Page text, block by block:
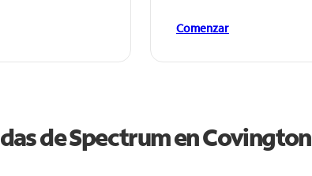
Comenzar
de Spectrum enCovington